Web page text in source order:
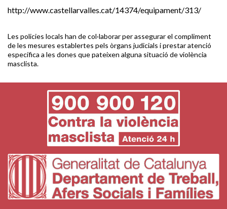
http://www.castellarvalles.cat/14374/equipament/313/
Les policies locals han de col·laborar per assegurar el compliment
de les mesures establertes pels òrgans judicials i prestar atenció
específica a les dones que pateixen alguna situació de violència
masclista.